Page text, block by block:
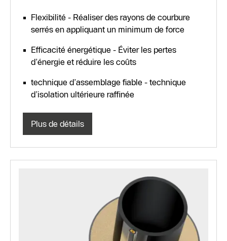
Flexibilité - Réaliser des rayons de courbure
serrés en appliquant un minimum de force
Efficacité énergétique - Éviter les pertes
d’énergie et réduire les coûts
technique d’assemblage fiable - technique
d’isolation ultérieure raffinée
Plus de détails